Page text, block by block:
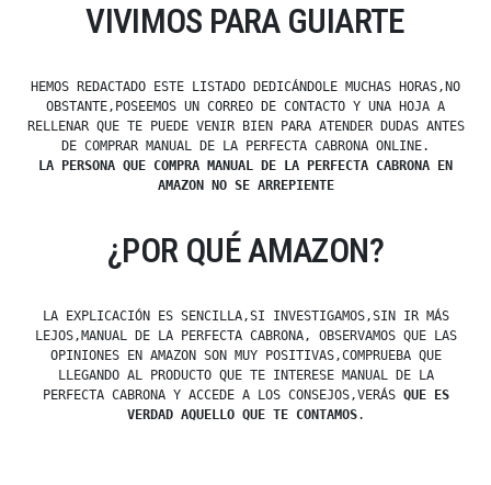
VIVIMOS PARA GUIARTE
HEMOS REDACTADO ESTE LISTADO DEDICÁNDOLE MUCHAS HORAS,NO
OBSTANTE,POSEEMOS UN CORREO DE CONTACTO Y UNA HOJA A
RELLENAR QUE TE PUEDE VENIR BIEN PARA ATENDER DUDAS ANTES
DE COMPRAR MANUAL DE LA PERFECTA CABRONA ONLINE.
LA PERSONA QUE COMPRA MANUAL DE LA PERFECTA CABRONA EN
AMAZON NO SE ARREPIENTE
¿POR QUÉ AMAZON?
LA EXPLICACIÓN ES SENCILLA,SI INVESTIGAMOS,SIN IR MÁS
LEJOS,MANUAL DE LA PERFECTA CABRONA, OBSERVAMOS QUE LAS
OPINIONES EN AMAZON SON MUY POSITIVAS,COMPRUEBA QUE
LLEGANDO AL PRODUCTO QUE TE INTERESE MANUAL DE LA
PERFECTA CABRONA Y ACCEDE A LOS CONSEJOS,VERÁS QUE ES
VERDAD AQUELLO QUE TE CONTAMOS.